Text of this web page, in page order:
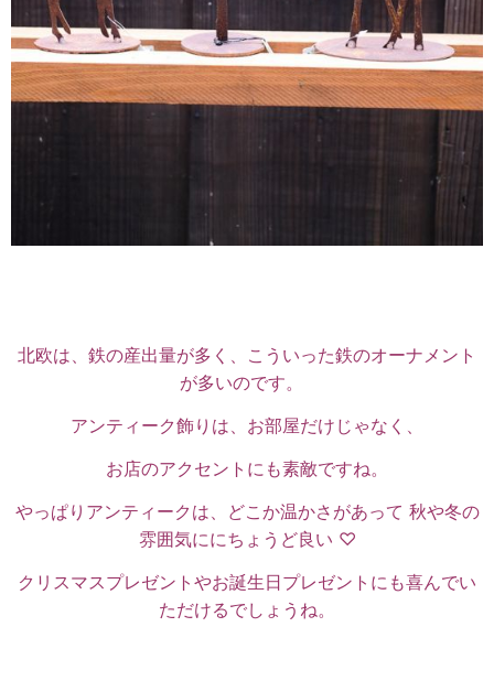
北欧は、鉄の産出量が多く、こういった鉄のオーナメント
が多いのです。
アンティーク飾りは、お部屋だけじゃなく、
お店のアクセントにも素敵ですね。
やっぱりアンティークは、どこか温かさがあって 秋や冬の
雰囲気ににちょうど良い ♡
クリスマスプレゼントやお誕生日プレゼントにも喜んでい
ただけるでしょうね。